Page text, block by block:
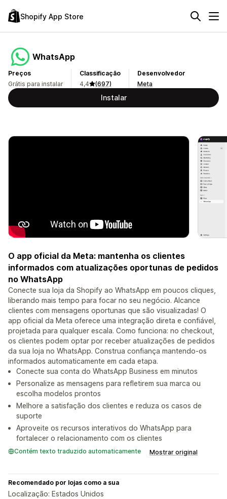
Shopify App Store
WhatsApp
Preços
Grátis para instalar
Classificação
4,4
(697)
Desenvolvedor
Meta
Instalar
O app oficial da Meta: mantenha os clientes
informados com atualizações oportunas de pedidos
no WhatsApp
Conecte sua loja da Shopify ao WhatsApp em poucos cliques,
liberando mais tempo para focar no seu negócio. Alcance
clientes com mensagens oportunas que são visualizadas! O
app oficial da Meta oferece uma integração direta e confiável,
projetada para qualquer escala. Como funciona: no checkout,
os clientes podem optar por receber atualizações de pedidos
da sua loja no WhatsApp. Construa confiança mantendo-os
informados automaticamente em cada etapa.
Conecte sua conta do WhatsApp Business em minutos
Personalize as mensagens para refletirem sua marca ou
escolha modelos prontos
Melhore a satisfação dos clientes e reduza os casos de
suporte
Aproveite os recursos interativos do WhatsApp para
fortalecer o relacionamento com os clientes
Contém texto traduzido automaticamente Mostrar original
Recomendado por lojas como a sua
Localização: Estados Unidos